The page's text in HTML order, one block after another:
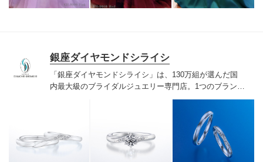
銀座ダイヤモンドシライシ
「銀座ダイヤモンドシライシ」は、130万組が選んだ国
内最大級のブライダルジュエリー専門店。1つのブランド
では国内最大級の700種類以上の豊富なデザインを取り
揃え、ふたりの「似合う」と「好き」を同時に叶えた満
足の選択ができる指輪をご提案しています。多くのお客
様にご満足いただけている、一生身に着けるための指輪
のクオリティや購入後のアフターサービスをぜひ一度店
頭でお確かめください。